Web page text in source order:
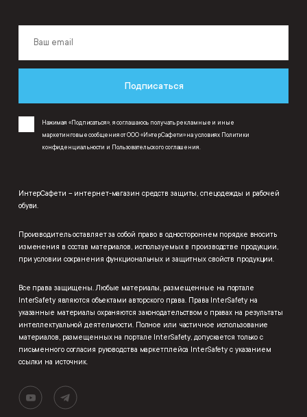
Подписаться
Нажимая «Подписаться», я соглашаюсь получать рекламные и иные
маркетинговые сообщения от ООО «ИнтерСафети» на условиях Политики
конфиденциальности и Пользовательского соглашения
ИнтерСафети – интернет-магазин средств защиты, спецодежды и рабочей
обуви.
Производитель оставляет за собой право в одностороннем порядке вносить
изменения в состав материалов, используемых в производстве продукции,
при условии сохранения функциональных и защитных свойств продукции.
Все права защищены. Любые материалы, размещенные на портале
InterSafety являются объектами авторского права. Права InterSafety на
указанные материалы охраняются законодательством о правах на результаты
интеллектуальной деятельности. Полное или частичное использование
материалов, размещенных на портале InterSafety, допускается только с
письменного согласия руководства маркетплейса InterSafety с указанием
ссылки на источник.